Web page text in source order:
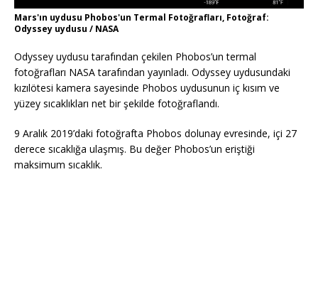
Mars'ın uydusu Phobos'un Termal Fotoğrafları, Fotoğraf:
Odyssey uydusu / NASA
Odyssey uydusu tarafından çekilen Phobos’un termal
fotoğrafları NASA tarafından yayınladı. Odyssey uydusundaki
kızılötesi kamera sayesinde Phobos uydusunun iç kısım ve
yüzey sıcaklıkları net bir şekilde fotoğraflandı.
9 Aralık 2019’daki fotoğrafta Phobos dolunay evresinde, içi 27
derece sıcaklığa ulaşmış. Bu değer Phobos’un eriştiği
maksimum sıcaklık.